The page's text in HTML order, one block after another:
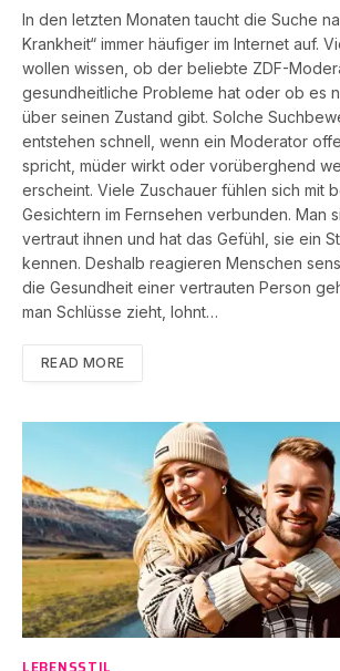
In den letzten Monaten taucht die Suche
Krankheit“ immer häufiger im Internet auf.
wollen wissen, ob der beliebte ZDF-
gesundheitliche Probleme hat oder ob es
über seinen Zustand gibt. Solche
entstehen schnell, wenn ein Moderator
spricht, müder wirkt oder vorüberghend
erscheint. Viele Zuschauer fühlen sich mit
Gesichtern im Fernsehen verbunden. Man
vertraut ihnen und hat das Gefühl, sie ein
kennen. Deshalb reagieren Menschen
die Gesundheit einer vertrauten Person
man Schlüsse zieht, lohnt…
READ MORE